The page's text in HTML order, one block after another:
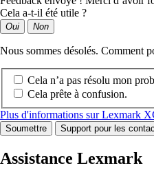
Cela a-t-il été utile ?
Oui Non
Nous sommes désolés. Comment
Cela n’a pas résolu mon
Cela prête à confusion.
Plus d'informations sur Lexmark
Soumettre Support pour les
Assistance Lexmark